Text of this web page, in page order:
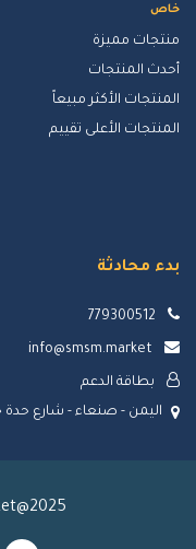
خاص
منتجات مميزة
أحدث المنتجات
المنتجات الأكثر مبيعاً
المنتجات الأعلى تقييم
بدء محادثة
779300512
info@smsm.market
بطاقة الدعم
اليمن - صنعاء - شارع حدة